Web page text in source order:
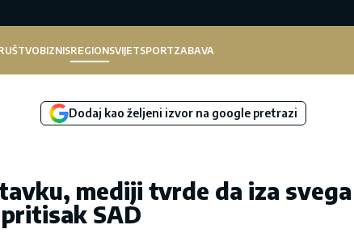
BIZNISREGIONSVIJETSPORTZABAVA
Dodaj kao željeni izvor na google pretrazi
mediji tvrde da iza svega
SAD